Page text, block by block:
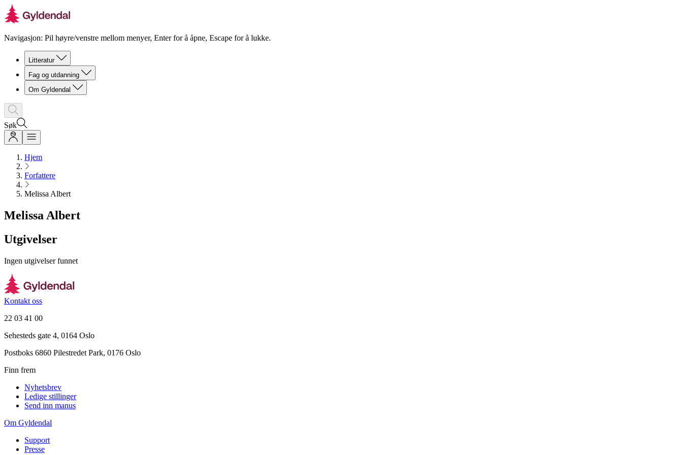
Navigasjon: Pil høyre/venstre mellom menyer, Enter for å åpne, Escape for å lukke.
Litteratur
Fag og utdanning
Om Gyldendal
Søk
Hjem
Forfattere
Melissa Albert
Melissa Albert
Utgivelser
Ingen utgivelser funnet
Kontakt oss
22 03 41 00
Sehesteds gate 4, 0164 Oslo
Postboks 6860 Pilestredet Park, 0176 Oslo
Finn frem
Nyhetsbrev
Ledige stillinger
Send inn manus
Om Gyldendal
Support
Presse